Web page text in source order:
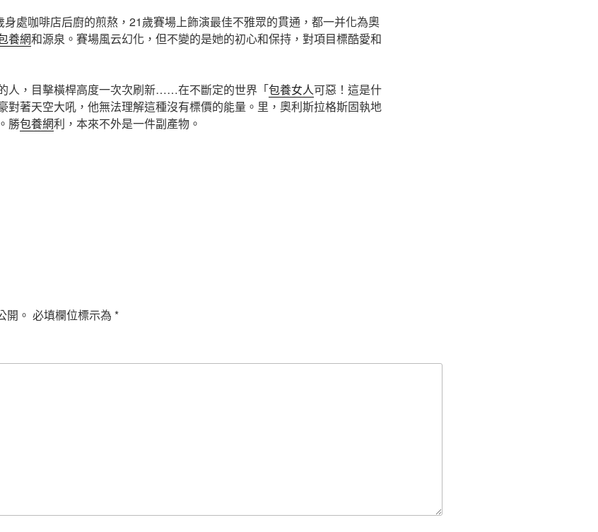
處咖啡店后廚的煎熬，21歲賽場上飾演最佳不雅眾的貫通，都一并化為奧
養網和源泉。賽場風云幻化，但不變的是她的初心和保持，對項目標酷愛和
人，目擊橫桿高度一次次刷新……在不斷定的世界「包養女人可惡！這是什
對著天空大吼，他無法理解這種沒有標價的能量。里，奧利斯拉格斯固執地
勝包養網利，本來不外是一件副產物。
開。 必填欄位標示為 *